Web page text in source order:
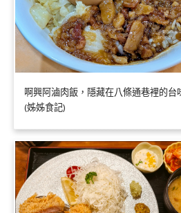
啊興阿滷肉飯，隱藏在八條通巷裡的
(姊姊食記)